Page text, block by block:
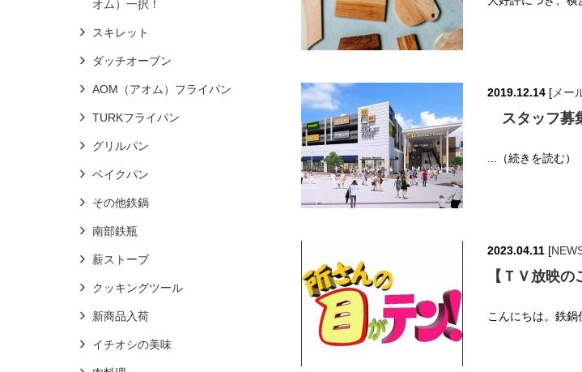
2019.12.14 [ メー
スタッフ募
...（続きを読む）
2023.04.11 [
【ＴＶ放映の
こんにちは。鉄鍋
オム）一択！
スキレット
ダッチオーブン
AOM（アオム）フライパン
TURKフライパン
グリルパン
ベイクパン
その他鉄鍋
南部鉄瓶
薪ストーブ
クッキングツール
新商品入荷
イチオシの美味